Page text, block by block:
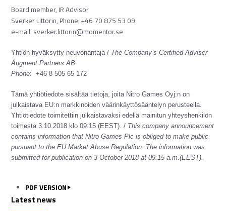
Board member, IR Advisor
Sverker Littorin, Phone: +46 70 875 53 09
e-mail: sverker.littorin@momentor.se
Yhtiön hyväksytty neuvonantaja / The Company’s Certified Adviser
Augment Partners AB
Phone: +46 8 505 65 172
Tämä yhtiötiedote sisältää tietoja, joita Nitro Games Oyj:n on
julkaistava EU:n markkinoiden väärinkäyttösääntelyn perusteella.
Yhtiötiedote toimitettiin julkaistavaksi edellä mainitun yhteyshenkilön
toimesta 3.10.2018 klo 09:15 (EEST). / This company announcement
contains information that Nitro Games Plc is obliged to make public
pursuant to the EU Market Abuse Regulation. The information was
submitted for publication on 3 October 2018 at 09.15 a.m.(EEST).
PDF VERSION
Latest news